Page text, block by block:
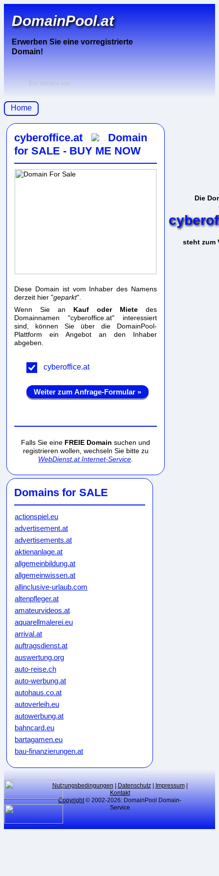
DomainPool.at
Erwerben Sie eine vorregistrierte
Domain!
Ein Service von
Home
cyberoffice.at
Domain
for SALE - BUY ME NOW
Die
steht zum
Diese Domain ist vom Inhaber des Namens
derzeit hier "geparkt".
Wenn Sie an Kauf oder Miete des
Domainnamen "cyberoffice.at" interessiert
sind, können Sie über die DomainPool-
Plattform ein Angebot an den Inhaber
abgeben.
cyberoffice.at
Weiter zum Anfrage-Formular »
Falls Sie eine FREIE Domain suchen und
registrieren wollen, wechseln Sie bitte zu
WebDienst.at Internet-Service
Domains for SALE
actionspiel.eu
advertisement.at
advertisements.at
aktienanlage.at
allgemeinbildung.at
allgemeinwissen.at
allinclusive-urlaub.com
altenpfleger.at
amateurvideos.at
aquarellmalerei.eu
arrival.at
auftragsdienst.at
auswertung.org
auto-reise.ch
auto-werbung.at
autohaus.co.at
autoverleih.eu
autowerbung.at
bahncard.eu
bartagamen.eu
bau-finanzierungen.at
blumenkauf.at
börsenmakler.eu
Nutzungsbedingungen Datenschutz| Impressum|
Kontakt
Copyright© 2002-2026: DomainPool Domain-
Service